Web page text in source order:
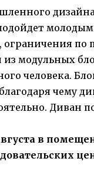
по
модульных
человека.
чему
Диван
в